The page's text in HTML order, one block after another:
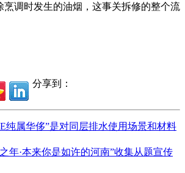
烹调时发生的油烟，这事关拆修的整个流
分享到：
纯属华侈”是对同层排水使用场景和材料
年·本来你是如许的河南”收集从题宣传